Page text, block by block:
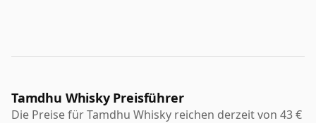
Tamdhu Whisky Preisführer
Die Preise für Tamdhu Whisky reichen derzeit von 43 €